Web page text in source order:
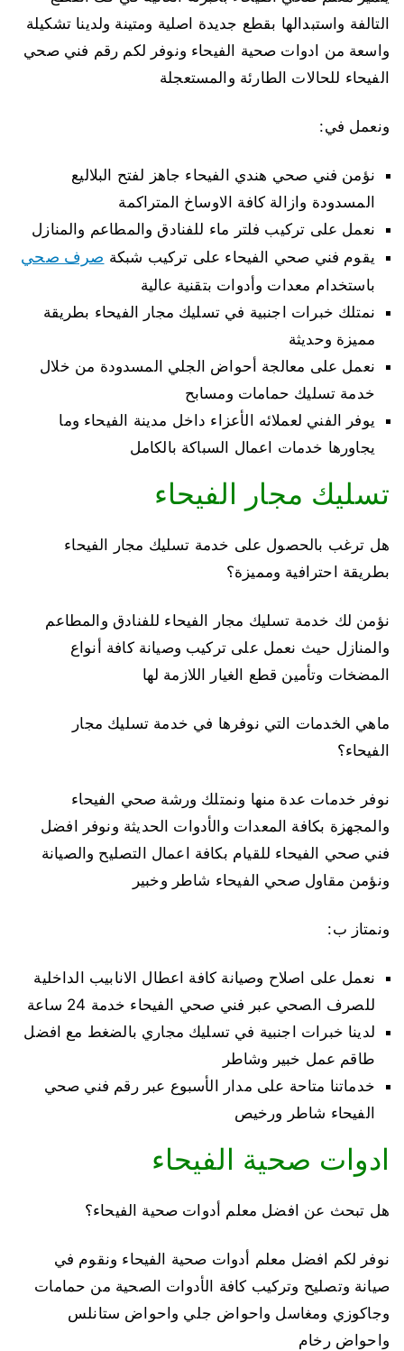
التالفة واستبدالها بقطع جديدة اصلية ومتينة ولدينا تشكيلة
واسعة من ادوات صحية الفيحاء ونوفر لكم رقم فني صحي
الفيحاء للحالات الطارئة والمستعجلة
ونعمل في:
نؤمن فني صحي هندي الفيحاء جاهز لفتح البلاليع
المسدودة وازالة كافة الاوساخ المتراكمة
نعمل على تركيب فلتر ماء للفنادق والمطاعم والمنازل
يقوم فني صحي الفيحاء على تركيب شبكة صرف صحي
باستخدام معدات وأدوات بتقنية عالية
نمتلك خبرات اجنبية في تسليك مجار الفيحاء بطريقة
مميزة وحديثة
نعمل على معالجة أحواض الجلي المسدودة من خلال
خدمة تسليك حمامات ومسابح
يوفر الفني لعملائه الأعزاء داخل مدينة الفيحاء وما
يجاورها خدمات اعمال السباكة بالكامل
تسليك مجار الفيحاء
هل ترغب بالحصول على خدمة تسليك مجار الفيحاء
بطريقة احترافية ومميزة؟
نؤمن لك خدمة تسليك مجار الفيحاء للفنادق والمطاعم
والمنازل حيث نعمل على تركيب وصيانة كافة أنواع
المضخات وتأمين قطع الغيار اللازمة لها
ماهي الخدمات التي نوفرها في خدمة تسليك مجار
الفيحاء؟
نوفر خدمات عدة منها ونمتلك ورشة صحي الفيحاء
والمجهزة بكافة المعدات والأدوات الحديثة ونوفر افضل
فني صحي الفيحاء للقيام بكافة اعمال التصليح والصيانة
ونؤمن مقاول صحي الفيحاء شاطر وخبير
ونمتاز ب:
نعمل على اصلاح وصيانة كافة اعطال الانابيب الداخلية
للصرف الصحي عبر فني صحي الفيحاء خدمة 24 ساعة
لدينا خبرات اجنبية في تسليك مجاري بالضغط مع افضل
طاقم عمل خبير وشاطر
خدماتنا متاحة على مدار الأسبوع عبر رقم فني صحي
الفيحاء شاطر ورخيص
ادوات صحية الفيحاء
هل تبحث عن افضل معلم أدوات صحية الفيحاء؟
نوفر لكم افضل معلم أدوات صحية الفيحاء ونقوم في
صيانة وتصليح وتركيب كافة الأدوات الصحية من حمامات
وجاكوزي ومغاسل واحواض جلي واحواض ستانلس
واحواض رخام